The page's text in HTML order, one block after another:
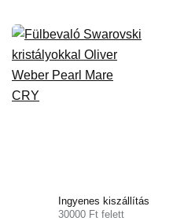
Ingyenes kiszállítás
30000 Ft felett